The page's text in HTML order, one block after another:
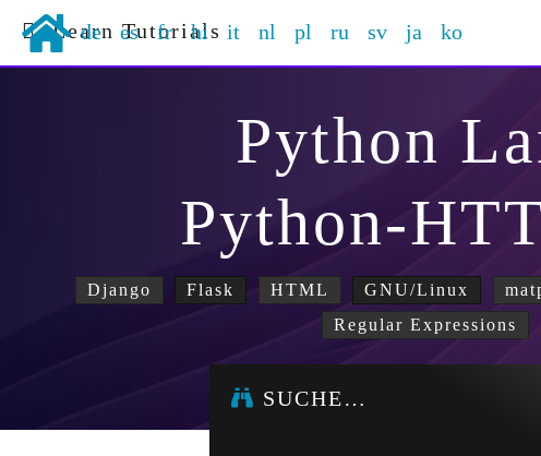
Learn Tutorials
de es fr hi it nl pl ru sv ja ko
Python
Python-
Django Flask HTML GNU/Linux
Regular Expressions
SUCHE…